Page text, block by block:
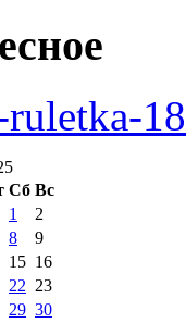
Сб Вс
1
2
8
9
15 16
22 23
29 30